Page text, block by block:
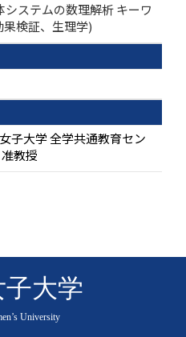
ステムの数理解析 キーワ
検証、生理学)
子大学 全学共通教育セン
教授
大学
University